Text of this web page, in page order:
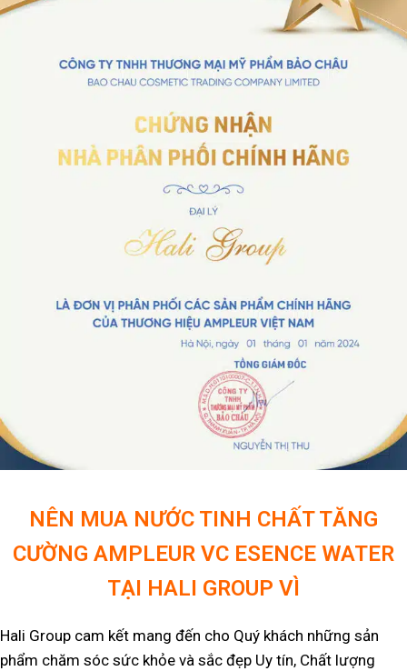
NÊN MUA NƯỚC TINH CHẤT TĂNG
CƯỜNG AMPLEUR VC ESENCE WATER
TẠI HALI GROUP VÌ
Hali Group cam kết mang đến cho Quý khách những sản
phẩm chăm sóc sức khỏe và sắc đẹp Uy tín, Chất lượng